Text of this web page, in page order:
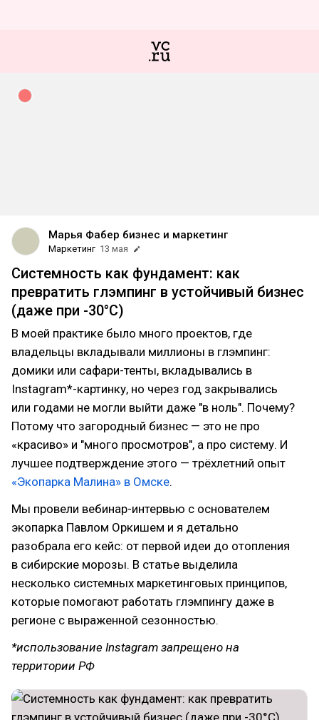
Марья Фабер бизнес и маркетинг
Маркетинг 13 мая
Системность как фундамент: как
превратить глэмпинг в устойчивый бизнес
(даже при -30°C)
В моей практике было много проектов, где
владельцы вкладывали миллионы в глэмпинг:
домики или сафари-тенты, вкладывались в
Instagram*-картинку, но через год закрывались
или годами не могли выйти даже "в ноль". Почему?
Потому что загородный бизнес — это не про
«красиво» и "много просмотров", а про систему. И
лучшее подтверждение этого — трёхлетний опыт
«Экопарка Малина» в Омске.
Мы провели вебинар-интервью с основателем
экопарка Павлом Оркишем и я детально
разобрала его кейс: от первой идеи до отопления
в сибирские морозы. В статье выделила
несколько системных маркетинговых принципов,
которые помогают работать глэмпингу даже в
регионе с выраженной сезонностью.
*использование Instagram запрещено на
территории РФ